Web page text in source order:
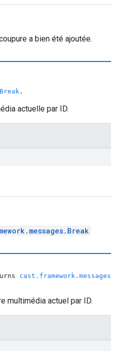
a bien été ajoutée.
.
actuelle par ID.
cast.framework.messages
multimédia actuel par ID.